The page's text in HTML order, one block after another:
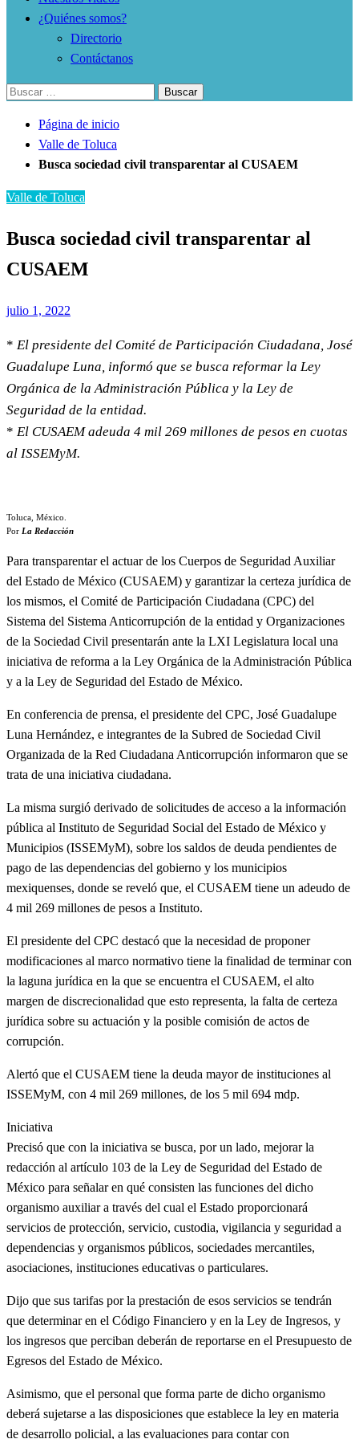
¿Quiénes somos?
Directorio
Contáctanos
Buscar:
Página de inicio
Valle de Toluca
Busca sociedad civil transparentar al CUSAEM
Valle de Toluca
Busca sociedad civil transparentar al
CUSAEM
Publicado
julio 1, 2022
* El presidente del Comité de Participación Ciudadana, José
Guadalupe Luna, informó que se busca reformar la Ley
Orgánica de la Administración Pública y la Ley de
Seguridad de la entidad.
* El CUSAEM adeuda 4 mil 269 millones de pesos en cuotas
al ISSEMyM.
Toluca, México.
Por La Redacción
Para transparentar el actuar de los Cuerpos de Seguridad Auxiliar
del Estado de México (CUSAEM) y garantizar la certeza jurídica de
los mismos, el Comité de Participación Ciudadana (CPC) del
Sistema del Sistema Anticorrupción de la entidad y Organizaciones
de la Sociedad Civil presentarán ante la LXI Legislatura local una
iniciativa de reforma a la Ley Orgánica de la Administración Pública
y a la Ley de Seguridad del Estado de México.
En conferencia de prensa, el presidente del CPC, José Guadalupe
Luna Hernández, e integrantes de la Subred de Sociedad Civil
Organizada de la Red Ciudadana Anticorrupción informaron que se
trata de una iniciativa ciudadana.
La misma surgió derivado de solicitudes de acceso a la información
pública al Instituto de Seguridad Social del Estado de México y
Municipios (ISSEMyM), sobre los saldos de deuda pendientes de
pago de las dependencias del gobierno y los municipios
mexiquenses, donde se reveló que, el CUSAEM tiene un adeudo de
4 mil 269 millones de pesos a Instituto.
El presidente del CPC destacó que la necesidad de proponer
modificaciones al marco normativo tiene la finalidad de terminar con
la laguna jurídica en la que se encuentra el CUSAEM, el alto
margen de discrecionalidad que esto representa, la falta de certeza
jurídica sobre su actuación y la posible comisión de actos de
corrupción.
Alertó que el CUSAEM tiene la deuda mayor de instituciones al
ISSEMyM, con 4 mil 269 millones, de los 5 mil 694 mdp.
Iniciativa
Precisó que con la iniciativa se busca, por un lado, mejorar la
redacción al artículo 103 de la Ley de Seguridad del Estado de
México para señalar en qué consisten las funciones del dicho
organismo auxiliar a través del cual el Estado proporcionará
servicios de protección, servicio, custodia, vigilancia y seguridad a
dependencias y organismos públicos, sociedades mercantiles,
asociaciones, instituciones educativas o particulares.
Dijo que sus tarifas por la prestación de esos servicios se tendrán
que determinar en el Código Financiero y en la Ley de Ingresos, y
los ingresos que perciban deberán de reportarse en el Presupuesto de
Egresos del Estado de México.
Asimismo, que el personal que forma parte de dicho organismo
deberá sujetarse a las disposiciones que establece la ley en materia
de desarrollo policial, a las evaluaciones para contar con